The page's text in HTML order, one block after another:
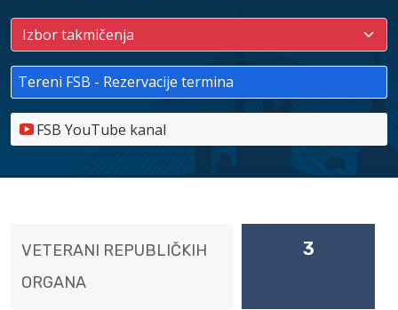
Tereni FSB - Rezervacije termina
FSB YouTube kanal
VETERANI REPUBLIČKIH
ORGANA
3